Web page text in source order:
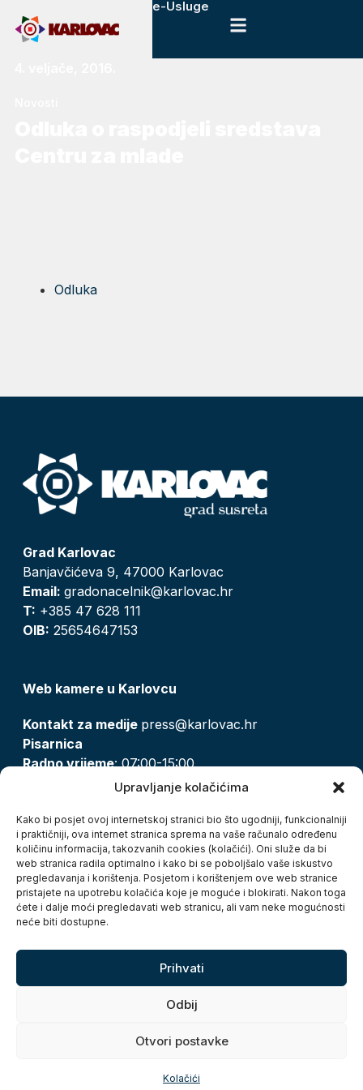
Upravljanje kolačićima
Kako bi posjet ovoj internetskoj stranici bio što ugodniji, funkcionalniji
i praktičniji, ova internet stranica sprema na vaše računalo određenu
količinu informacija, takozvanih cookies (kolačići). Oni služe da bi
web stranica radila optimalno i kako bi se poboljšalo vaše iskustvo
pregledavanja i korištenja. Posjetom i korištenjem ove web stranice
pristajete na upotrebu kolačića koje je moguće i blokirati. Nakon toga
ćete i dalje moći pregledavati web stranicu, ali vam neke mogućnosti
neće biti dostupne.
Prihvati
Odbij
Otvori postavke
Kolačići
e-Usluge
Odluka
Grad Karlovac
Banjavčićeva 9, 47000 Karlovac
Email: gradonacelnik@karlovac.hr
T: +385 47 628 111
OIB: 25654647153
Web kamere u Karlovcu
Kontakt za medije press@karlovac.hr
Pisarnica
Radno vrijeme: 07:00-15:00
pisarnica@karlovac.hr
Zaštita osobnih podataka
Pristup informacijama
Kolačići
Izjava o pristupačnosti
Turistička zajednica grada Karlovca